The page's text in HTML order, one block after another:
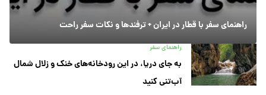
راهنمای سفر با قطار در ایران + ترفندها و نکات سفر راحت
راهنمای سفر
به جای دریا، در این رودخانه‌های خنک و زلال شمال
آب‌تنی کنید